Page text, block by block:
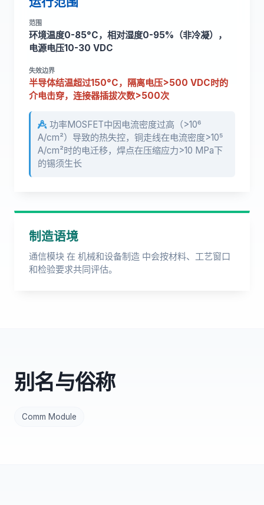
范围
环境温度0-85°C，相对湿度0-95%（非冷凝），
电源电压10-30 VDC
失效边界
半导体结温超过150°C，隔离电压>500 VDC时的
介电击穿，连接器插拔次数>500次
功率MOSFET中因电流密度过高（>10⁶
A/cm²）导致的热失控，铜走线在电流密度>10⁵
A/cm²时的电迁移，焊点在压缩应力>10 MPa下
的锡须生长
制造语境
通信模块 在 机械和设备制造 中会按材料、工艺窗口
和检验要求共同评估。
别名与俗称
Comm Module